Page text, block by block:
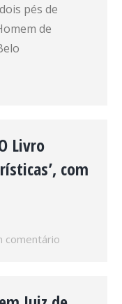
pés de
de
Livro
com
comentário